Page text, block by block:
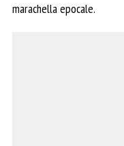
marachella epocale.